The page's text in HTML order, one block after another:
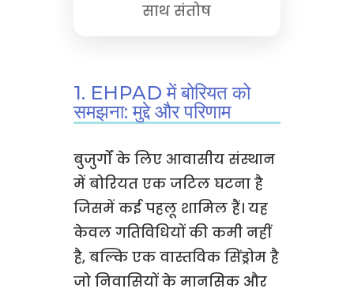
साथ संतोष
1. EHPAD में बोरियत को
समझना: मुद्दे और परिणाम
बुजुर्गों के लिए आवासीय संस्थान
में बोरियत एक जटिल घटना है
जिसमें कई पहलू शामिल हैं। यह
केवल गतिविधियों की कमी नहीं
है, बल्कि एक वास्तविक सिंड्रोम है
जो निवासियों के मानसिक और